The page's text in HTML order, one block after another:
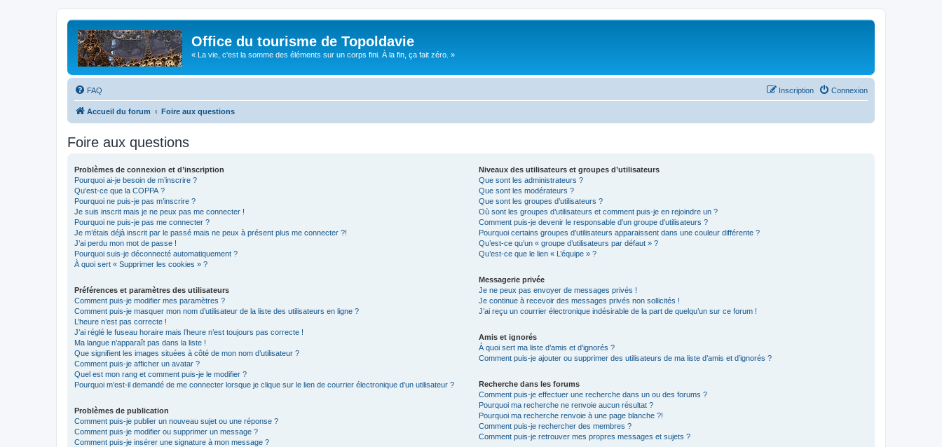
Office du tourisme de Topoldavie
« La vie, c'est la somme des éléments sur un corps fini. À la fin, ça fait zéro. »
FAQ Connexion
Inscription
Accueil du forum Foire aux questions
Foire aux questions
Problèmes de connexion et d’inscription
Pourquoi ai-je besoin de m’inscrire ?
Qu’est-ce que la COPPA ?
Pourquoi ne puis-je pas m’inscrire ?
Je suis inscrit mais je ne peux pas me connecter !
Pourquoi ne puis-je pas me connecter ?
Je m’étais déjà inscrit par le passé mais ne peux à présent plus me connecter ?!
J’ai perdu mon mot de passe !
Pourquoi suis-je déconnecté automatiquement ?
À quoi sert « Supprimer les cookies » ?
Préférences et paramètres des utilisateurs
Comment puis-je modifier mes paramètres ?
Comment puis-je masquer mon nom d’utilisateur de la liste des utilisateurs en ligne ?
L’heure n’est pas correcte !
J’ai réglé le fuseau horaire mais l’heure n’est toujours pas correcte !
Ma langue n’apparaît pas dans la liste !
Que signifient les images situées à côté de mon nom d’utilisateur ?
Comment puis-je afficher un avatar ?
Quel est mon rang et comment puis-je le modifier ?
Pourquoi m’est-il demandé de me connecter lorsque je clique sur le lien de courrier électronique d’un utilisateur ?
Problèmes de publication
Comment puis-je publier un nouveau sujet ou une réponse ?
Comment puis-je modifier ou supprimer un message ?
Comment puis-je insérer une signature à mon message ?
Niveaux des utilisateurs et groupes d’utilisateurs
Que sont les administrateurs ?
Que sont les modérateurs ?
Que sont les groupes d’utilisateurs ?
Où sont les groupes d’utilisateurs et comment puis-je en rejoindre un ?
Comment puis-je devenir le responsable d’un groupe d’utilisateurs ?
Pourquoi certains groupes d’utilisateurs apparaissent dans une couleur différente ?
Qu’est-ce qu’un « groupe d’utilisateurs par défaut » ?
Qu’est-ce que le lien « L’équipe » ?
Messagerie privée
Je ne peux pas envoyer de messages privés !
Je continue à recevoir des messages privés non sollicités !
J’ai reçu un courrier électronique indésirable de la part de quelqu’un sur ce forum !
Amis et ignorés
À quoi sert ma liste d’amis et d’ignorés ?
Comment puis-je ajouter ou supprimer des utilisateurs de ma liste d’amis et d’ignorés ?
Recherche dans les forums
Comment puis-je effectuer une recherche dans un ou des forums ?
Pourquoi ma recherche ne renvoie aucun résultat ?
Pourquoi ma recherche renvoie à une page blanche ?!
Comment puis-je rechercher des membres ?
Comment puis-je retrouver mes propres messages et sujets ?